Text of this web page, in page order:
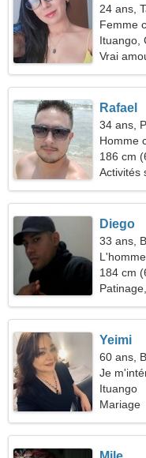
24 ans,
Femme
Ituango,
Vrai
Rafael
34 ans,
Homme
186 cm
Activités
Diego
33 ans,
184 cm
Yeimi
60 ans,
Je
Ituango
Mariage